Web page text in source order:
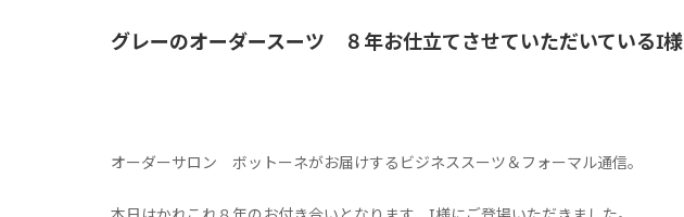
グレーのオーダースーツ ８年お仕立てさせていただいているI様
オーダーサロン ボットーネがお届けするビジネススーツ＆フォーマル通信。